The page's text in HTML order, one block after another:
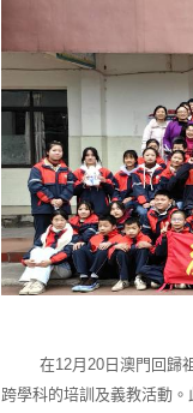
在12月20日澳門回歸祖
跨學科的培訓及義教活動